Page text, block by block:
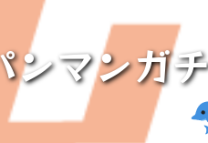
ンマンガ